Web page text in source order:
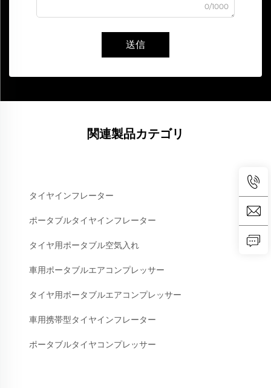
0/1000
送信
関連製品カテゴリ
タイヤインフレーター
ポータブルタイヤインフレーター
タイヤ用ポータブル空気入れ
車用ポータブルエアコンプレッサー
タイヤ用ポータブルエアコンプレッサー
車用携帯型タイヤインフレーター
ポータブルタイヤコンプレッサー